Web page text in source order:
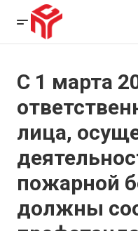
С 1 марта
лица,
пожарной
должны